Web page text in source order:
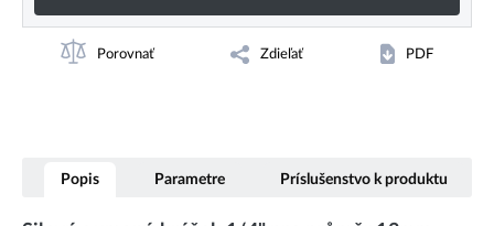
Porovnať Zdieľať PDF
Popis Parametre Príslušenstvo k produktu